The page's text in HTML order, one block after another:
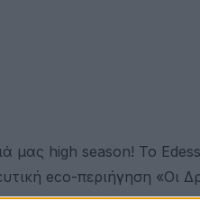
μας high season! Το
eco-περιήγηση «Οι
του τόπου μας.